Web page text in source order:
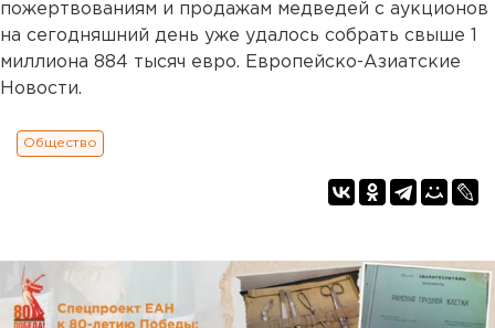
пожертвованиям и продажам медведей с аукционов
на сегодняшний день уже удалось собрать свыше 1
миллиона 884 тысяч евро. Европейско-Азиатские
Новости.
Общество